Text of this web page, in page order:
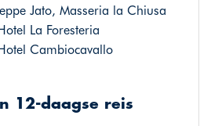
Jato, Masseria la Chiusa
La Foresteria
Cambiocavallo
12-daagse reis